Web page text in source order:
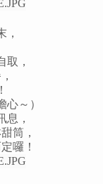
，
取，
心～）
息，
筒，
囉！